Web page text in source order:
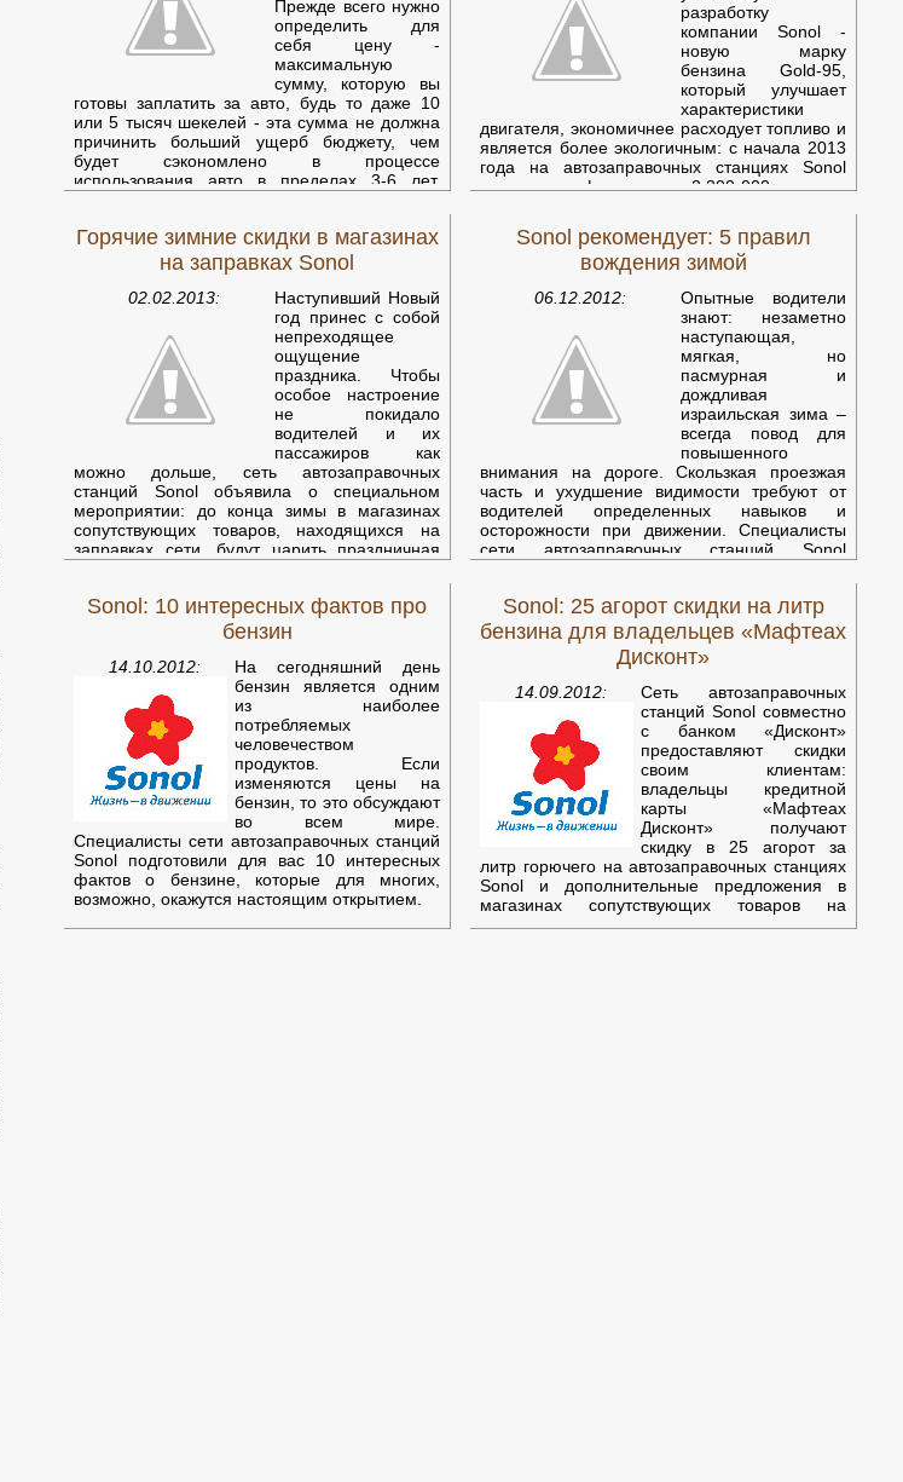
Прежде всего нужно
определить для
себя цену -
максимальную
сумму, которую вы
готовы заплатить за авто, будь то даже 10
или 5 тысяч шекелей - эта сумма не должна
причинить больший ущерб бюджету, чем
будет сэкономлено в процессе
использования авто в пределах 3-6 лет.
автомобиля - мощность двигателя, размер
багажника, количество посадочных мест, тип
Израильские доски объявлений
обычно позволяют вести поиск по этим
параметрам. Если результаты поиска
оказались пусты - следует поступиться
некоторыми излишествами либо увеличить
разработку
компании Sonol -
новую марку
бензина Gold-95,
который улучшает
характеристики
двигателя, экономичнее расходует топливо и
является более экологичным: с начала 2013
года на автозаправочных станциях Sonol
ежемесячно фиксируется 2 300 000 заправок
переходит на бензин нового образца,
который уже заменил старый 95-ый бензин
на всех 230 автозаправках по всей стране и
Sonol выяснили, почему новый бензин
пользуется особенной популярностью среди
Горячие зимние скидки в магазинах
на заправках Sonol
02.02.2013:
Наступивший Новый
год принес с собой
непреходящее
ощущение
праздника. Чтобы
особое настроение
не покидало
водителей и их
пассажиров как
можно дольше, сеть автозаправочных
станций Sonol объявила о специальном
мероприятии: до конца зимы в магазинах
сопутствующих товаров, находящихся на
заправках сети, будут царить праздничная
Пока ваш автомобиль заправляется, вы
быстро и без суеты можете найти все, что
Сегодня в магазинах на заправках Sonol
русскоязычным читателям предлагают
бестселлеры под эгидой проекта "Книги на ру
Sonol рекомендует: 5 правил
вождения зимой
06.12.2012:
Опытные водители
знают: незаметно
наступающая,
мягкая, но
пасмурная и
дождливая
израильская зима –
всегда повод для
повышенного
внимания на дороге. Скользкая проезжая
часть и ухудшение видимости требуют от
водителей определенных навыков и
осторожности при движении. Специалисты
сети автозаправочных станций Sonol
комфортно и безопасно чувствовать себя за
рулем в условиях израильской зимы.
Sonol: 10 интересных фактов про
бензин
14.10.2012:
На сегодняшний день
бензин является одним
из наиболее
потребляемых
человечеством
продуктов. Если
изменяются цены на
бензин, то это обсуждают
во всем мире.
Специалисты сети автозаправочных станций
Sonol подготовили для вас 10 интересных
фактов о бензине, которые для многих,
возможно, окажутся настоящим открытием.
Sonol: 25 агорот скидки на литр
бензина для владельцев «Мафтеах
Дисконт»
14.09.2012:
Сеть автозаправочных
станций Sonol совместно
с банком «Дисконт»
предоставляют скидки
своим клиентам:
владельцы кредитной
карты «Мафтеах
Дисконт» получают
скидку в 25 агорот за
литр горючего на автозаправочных станциях
Sonol и дополнительные предложения в
магазинах сопутствующих товаров на
автозаправочных станциях.